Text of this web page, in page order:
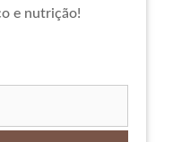
e nutrição!